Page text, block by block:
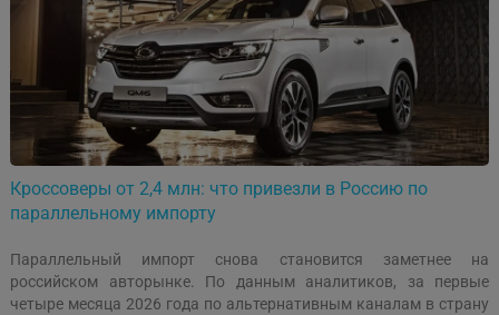
Кроссоверы от 2,4 млн: что привезли в Россию по
параллельному импорту
Параллельный импорт снова становится заметнее на
российском авторынке. По данным аналитиков, за первые
четыре месяца 2026 года по альтернативным каналам в страну